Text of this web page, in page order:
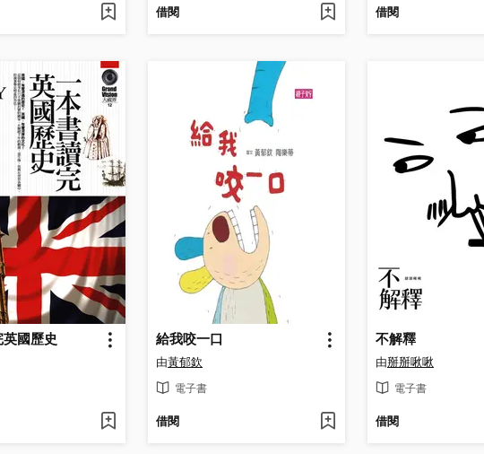
借閱 借閱
國歷史 給我咬一口
由黃郁欽
電子書
借閱
不解釋
由掰掰啾啾
電子書
借閱